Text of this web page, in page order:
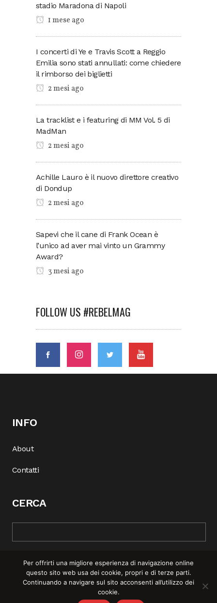
stadio Maradona di Napoli
1 mese ago
I concerti di Ye e Travis Scott a Reggio
Emilia sono stati annullati: come chiedere
il rimborso dei biglietti
2 mesi ago
La tracklist e i featuring di MM Vol. 5 di
MadMan
2 mesi ago
Achille Lauro è il nuovo direttore creativo
di Dondup
2 mesi ago
Sapevi che il cane di Frank Ocean è
l’unico ad aver mai vinto un Grammy
Award?
3 mesi ago
FOLLOW US #REBELMAG
INFO
About
Contatti
CERCA
© COPYRIGHT 2025 | REBEL MAG —
Per offrirti una migliore esperienza di navigazione online
questo sito web usa dei cookie, propri e di terze parti.
Continuando a navigare sul sito acconsenti all’utilizzo dei
cookie.